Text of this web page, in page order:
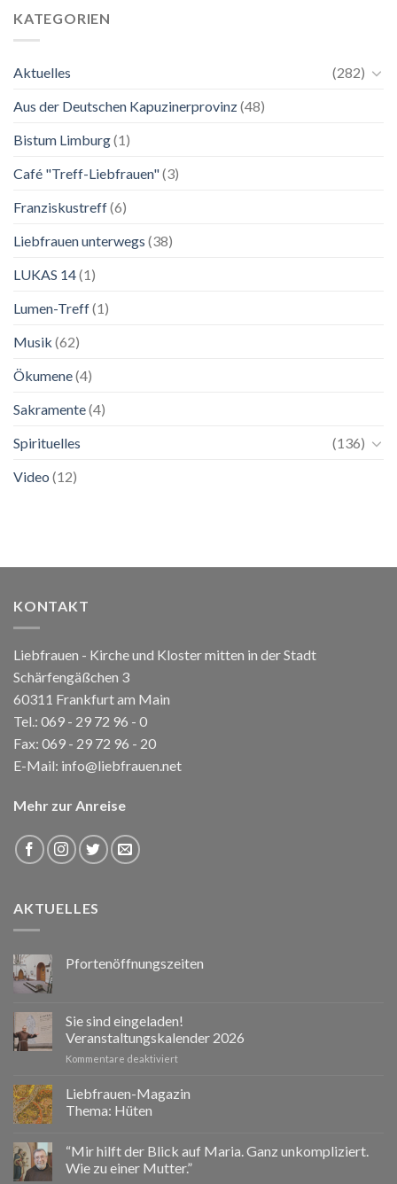
Ausstellung
KATEGORIEN
Aktuelles
(282)
Aus der Deutschen Kapuzinerprovinz(48)
Bistum Limburg(1)
Café "Treff-Liebfrauen"(3)
Franziskustreff(6)
Liebfrauen unterwegs (38)
LUKAS 14(1)
Lumen-Treff(1)
Musik (62)
Ökumene(4)
Sakramente(4)
Spirituelles
(136)
Video (12)
KONTAKT
Liebfrauen - Kirche und Kloster mitten in der Stadt
Schärfengäßchen 3
60311 Frankfurt am Main
Tel.: 069 - 29 72 96 - 0
Fax: 069 - 29 72 96 - 20
E-Mail: info@liebfrauen.net
Mehr zur Anreise
AKTUELLES
Pfortenöffnungszeiten
Sie sind eingeladen!
Veranstaltungskalender 2026
Kommentare deaktiviertfür
sind
eingeladen!
Liebfrauen-Magazin
Thema: Hüten
“Mir hilft der Blick auf Maria. Ganz unkompliziert.
Wie zu einer Mutter.”